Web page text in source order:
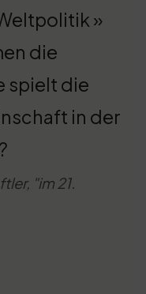
»
die
spielt die
in der
"im 21.